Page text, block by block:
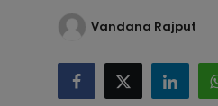
टेक्नोलॉजी
Vandana Rajput